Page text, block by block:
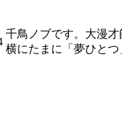
千鳥ノブです。大漫
横にたまに「夢ひと